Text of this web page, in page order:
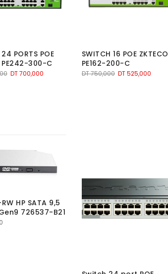
PORTS POE
PE242-300-C
Le
DT700,000Le
SWITCH 16 POE ZKTECO
PE162-200-C
DT750,000 Le
DT525,000Le
HP SATA 9,5
726537-B21